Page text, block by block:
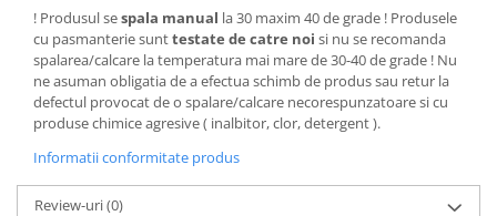
! Produsul sespala manual la 30 maxim 40 de grade ! Produsele
cu pasmanterie sunttestate de catre noi si nu se recomanda
spalarea/calcare la temperatura mai mare de 30-40 de grade ! Nu
ne asuman obligatia de a efectua schimb de produs sau retur la
defectul provocat de o spalare/calcare necorespunzatoare si cu
produse chimice agresive ( inalbitor, clor, detergent ).
Informatii conformitate produs
Review-uri(0)